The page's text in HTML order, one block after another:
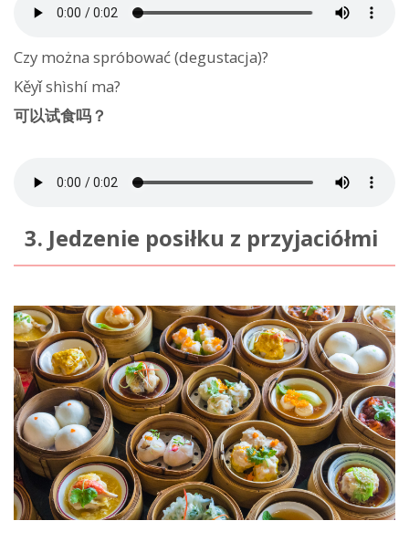
Czy można spróbować (degustacja)?
Kěyǐ shìshí ma?
可以试食吗？
3. Jedzenie posiłku z przyjaciółmi